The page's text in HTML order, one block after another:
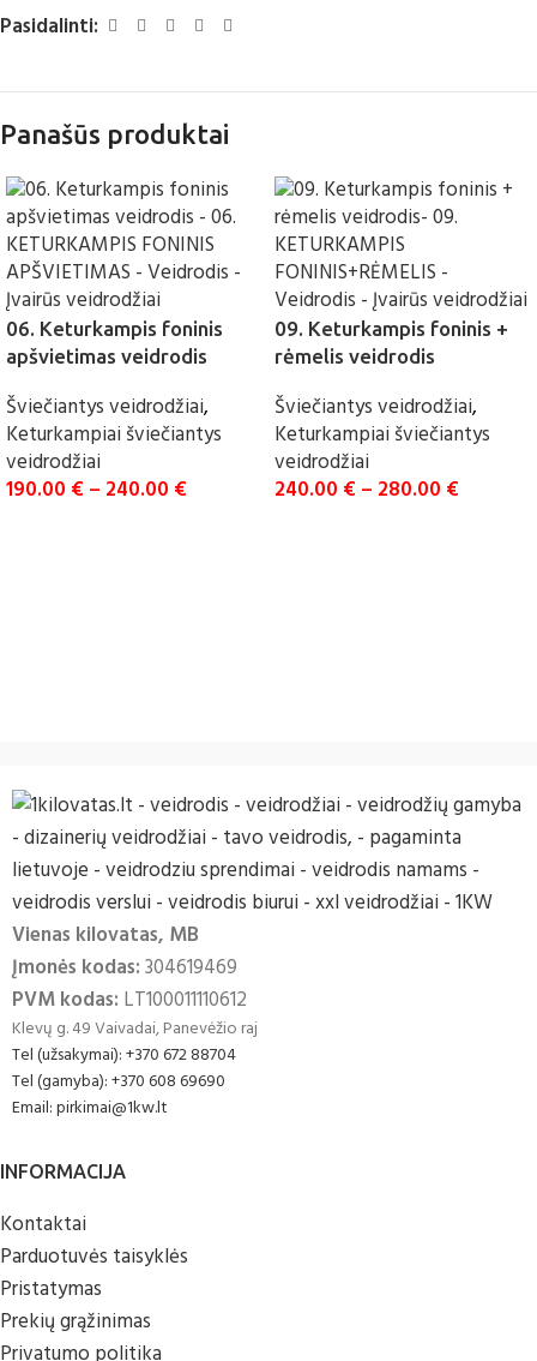
Pasidalinti:
Panašūs produktai
06. Keturkampis foninis
apšvietimas veidrodis
Šviečiantys veidrodžiai,
Keturkampiai šviečiantys
veidrodžiai
190.00 € – 240.00 €
09. Keturkampis foninis +
rėmelis veidrodis
Šviečiantys veidrodžiai,
Keturkampiai šviečiantys
veidrodžiai
240.00 € – 280.00 €
Vienas kilovatas, MB
Įmonės kodas:304619469
PVM kodas: LT100011110612
Klevų g. 49 Vaivadai, Panevėžio raj
Tel (užsakymai): +370 672 88704
Tel (gamyba): +370 608 69690
Email: pirkimai@1kw.lt
INFORMACIJA
Kontaktai
Parduotuvės taisyklės
Pristatymas
Prekių grąžinimas
Privatumo politika